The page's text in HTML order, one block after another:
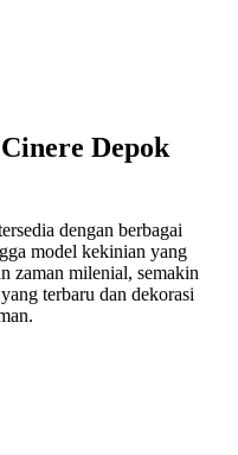
Depok
dengan berbagai
model kekinian yang
zaman milenial, semakin
terbaru dan dekorasi